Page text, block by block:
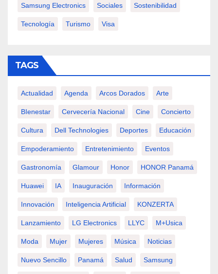
Samsung Electronics Sociales Sostenibilidad
Tecnología Turismo Visa
TAGS
Actualidad Agenda Arcos Dorados Arte
BIenestar Cervecería Nacional Cine Concierto
Cultura Dell Technologies Deportes Educación
Empoderamiento Entretenimiento Eventos
Gastronomía Glamour Honor HONOR Panamá
Huawei IA Inauguración Información
Innovación Inteligencia Artificial KONZERTA
Lanzamiento LG Electronics LLYC M+usica
Moda Mujer Mujeres Música Noticias
Nuevo Sencillo Panamá Salud Samsung